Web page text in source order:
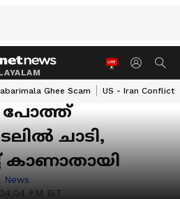
Ghee Scam US - Iran Conflict
പോത്ത്
ചാടി,
കാണാതായി
News
PM IST